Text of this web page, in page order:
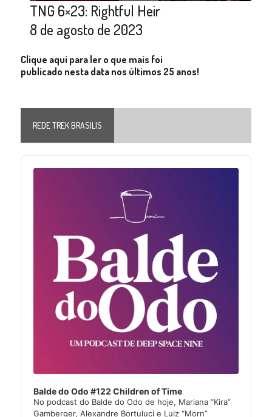
TNG 6×23: Rightful Heir
8 de agosto de 2023
Clique aqui para ler o que mais foi
publicado nesta data nos últimos 25 anos!
REDE TREK BRASILIS
Audio
Player
Balde do Odo #122 Children of Time
No podcast do Balde do Odo de hoje, Mariana “Kira”
Gamberger, Alexandre Bortuluci e Luiz “Morn”